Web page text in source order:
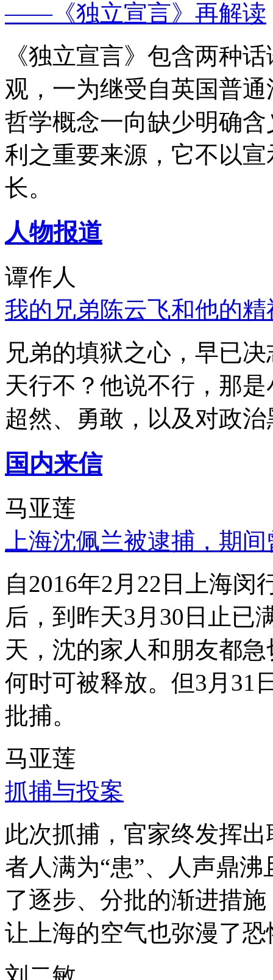
——《独立宣言》再解读
《独立宣言》包含两种
观，一为继受自英国普
哲学概念一向缺少明确
利之重要来源，它不以
长。
人物报道
谭作人
我的兄弟陈云飞和他的
兄弟的填狱之心，早已
天行不？他说不行，那
超然、勇敢，以及对政
国内来信
马亚莲
上海沈佩兰被逮捕，期
自2016年2月22日上海
后，到昨天3月30日止已
天，沈的家人和朋友都
何时可被释放。但3月31
批捕。
马亚莲
抓捕与投案
此次抓捕，官家终发挥
者人满为“患”、人声鼎
了逐步、分批的渐进措
让上海的空气也弥漫了